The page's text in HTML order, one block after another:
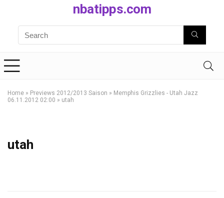
nbatipps.com
Home » Previews 2012/2013 Saison » Memphis Grizzlies - Utah Jazz
06.11.2012 02:00 » utah
utah